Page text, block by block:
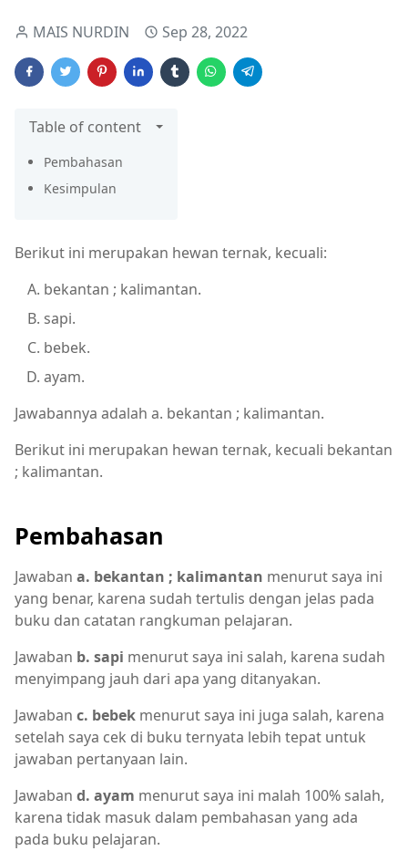
MAIS NURDIN Sep 28, 2022
Table of content
Pembahasan
Kesimpulan
Berikut ini merupakan hewan ternak, kecuali:
bekantan ; kalimantan.
sapi.
bebek.
ayam.
Jawabannya adalah a. bekantan ; kalimantan.
Berikut ini merupakan hewan ternak, kecuali bekantan
; kalimantan.
Pembahasan
Jawaban a. bekantan ; kalimantan menurut saya ini
yang benar, karena sudah tertulis dengan jelas pada
buku dan catatan rangkuman pelajaran.
Jawaban b. sapi menurut saya ini salah, karena sudah
menyimpang jauh dari apa yang ditanyakan.
Jawaban c. bebek menurut saya ini juga salah, karena
setelah saya cek di buku ternyata lebih tepat untuk
jawaban pertanyaan lain.
Jawaban d. ayam menurut saya ini malah 100% salah,
karena tidak masuk dalam pembahasan yang ada
pada buku pelajaran.